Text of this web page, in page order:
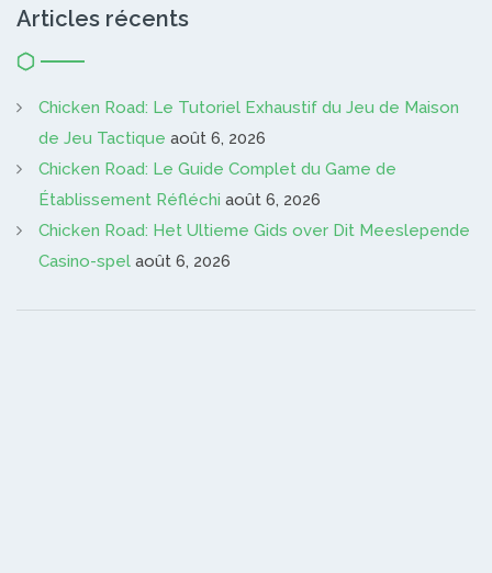
Articles récents
Chicken Road: Le Tutoriel Exhaustif du Jeu de Maison
de Jeu Tactique août 6, 2026
Chicken Road: Le Guide Complet du Game de
Établissement Réfléchi août 6, 2026
Chicken Road: Het Ultieme Gids over Dit Meeslepende
Casino-spel août 6, 2026